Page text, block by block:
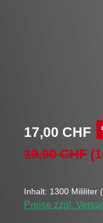
Verkaufspreis:
17,00 CHF
Regulärer
19,90 CHF
Inhalt: 1300 Mililiter
Preise zzgl.